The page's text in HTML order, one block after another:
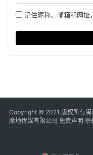
记住昵称、邮箱和网址
Copyright © 2021 版权所有
摩地传媒有限公司 免责声明 宗